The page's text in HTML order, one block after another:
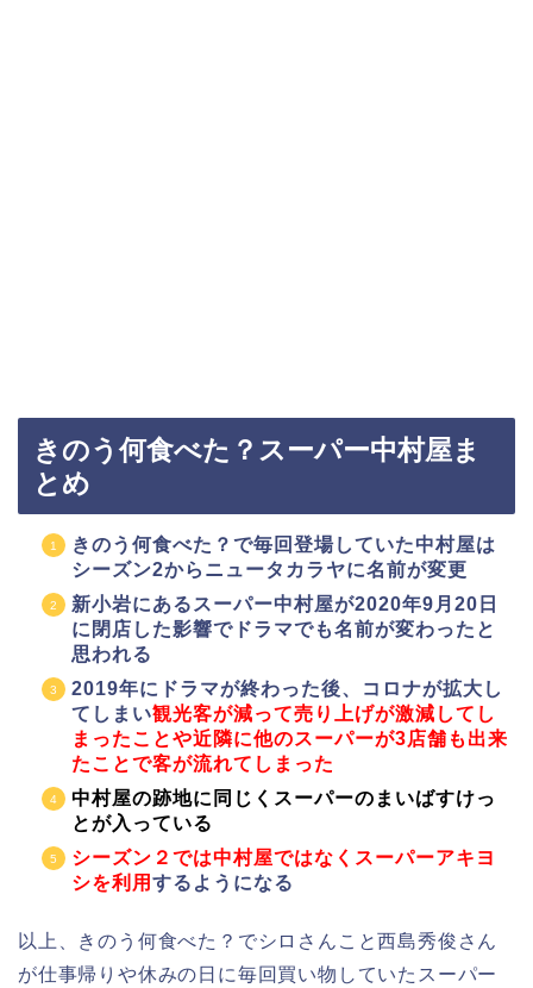
きのう何食べた？スーパー中村屋ま
とめ
きのう何食べた？で毎回登場していた中村屋は
シーズン2からニュータカラヤに名前が変更
新小岩にあるスーパー中村屋が2020年9月20日
に閉店した影響でドラマでも名前が変わったと
思われる
2019年にドラマが終わった後、コロナが拡大し
てしまい観光客が減って売り上げが激減してし
まったことや近隣に他のスーパーが3店舗も出来
たことで客が流れてしまった
中村屋の跡地に同じくスーパーのまいばすけっ
とが入っている
シーズン２では中村屋ではなくスーパーアキヨ
シを利用 するようになる
以上、きのう何食べた？でシロさんこと西島秀俊さん
が仕事帰りや休みの日に毎回買い物していたスーパー